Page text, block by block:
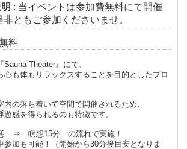
: 当イベントは参加費無料にて開催
ともご参加くださいませ。
料
Theater』にて、
心も体もリラックスすることを目的としたプロ
内の落ち着いて空間で開催されるため、
感を得られるのも特徴です。
⇒ 瞑想15分 の流れで実施！
加も可能！（開始から30分後目安となりま